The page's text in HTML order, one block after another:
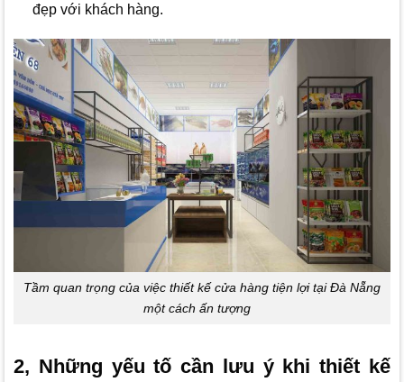
đẹp với khách hàng.
Tầm quan trọng của việc thiết kế cửa hàng tiện lợi tại Đà Nẵng
một cách ấn tượng
2, Những yếu tố cần lưu ý khi thiết kế